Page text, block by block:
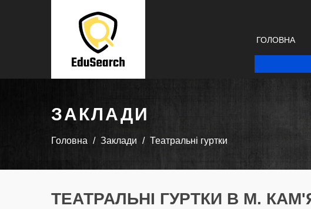
ГОЛОВНА
ЗАКЛАДИ
Головна Заклади Театральні гуртки
ТЕАТРАЛЬНІ ГУРТКИ В М.